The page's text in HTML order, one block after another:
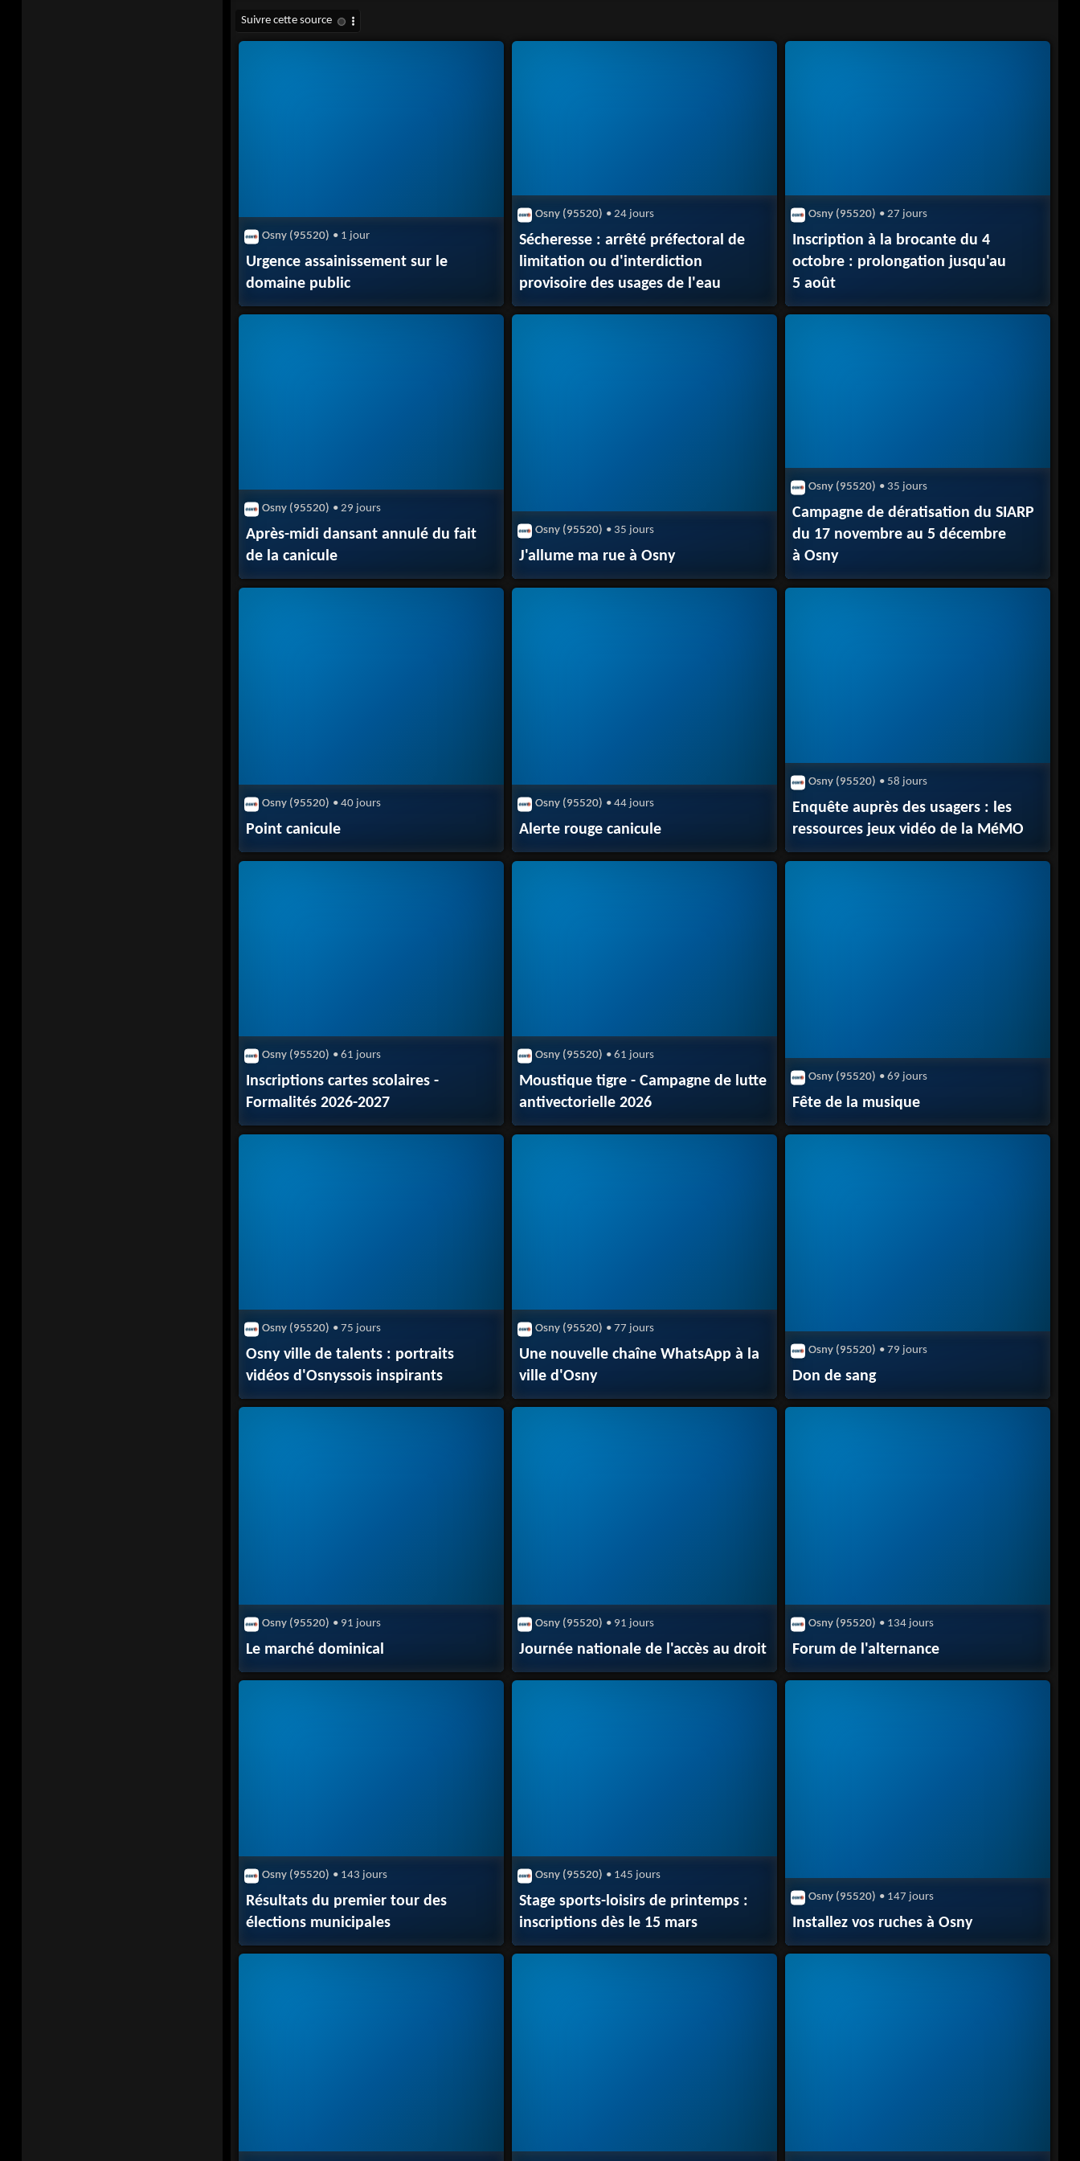
Osny (95520) • 1 jour
Urgence assainissement sur le
domaine public
Osny (95520) • 24 jours
Sécheresse : arrêté préfectoral de
limitation ou d'interdiction
provisoire des usages de l'eau
Osny (95520) • 27 jours
Inscription à la brocante du 4
octobre : prolongation jusqu'au
5 août
Osny (95520) • 29 jours
Après-midi dansant annulé du fait
de la canicule
Osny (95520) • 35 jours
J'allume ma rue à Osny
Osny (95520) • 35 jours
Campagne de dératisation du SIARP
du 17 novembre au 5 décembre
à Osny
Osny (95520) • 40 jours
Point canicule
Osny (95520) • 44 jours
Alerte rouge canicule
Osny (95520) • 58 jours
Enquête auprès des usagers : les
ressources jeux vidéo de la MéMO
Osny (95520) • 61 jours
Inscriptions cartes scolaires -
Formalités 2026-2027
Osny (95520) • 61 jours
Moustique tigre - Campagne de lutte
antivectorielle 2026
Osny (95520) • 69 jours
Fête de la musique
Osny (95520) • 75 jours
Osny ville de talents : portraits
vidéos d'Osnyssois inspirants
Osny (95520) • 77 jours
Une nouvelle chaîne WhatsApp à la
ville d'Osny
Osny (95520) • 79 jours
Don de sang
Osny (95520) • 91 jours
Le marché dominical
Osny (95520) • 91 jours
Journée nationale de l'accès au droit
Osny (95520) • 134 jours
Forum de l'alternance
Osny (95520) • 143 jours
Résultats du premier tour des
élections municipales
Osny (95520) • 145 jours
Stage sports-loisirs de printemps :
inscriptions dès le 15 mars
Osny (95520) • 147 jours
Installez vos ruches à Osny